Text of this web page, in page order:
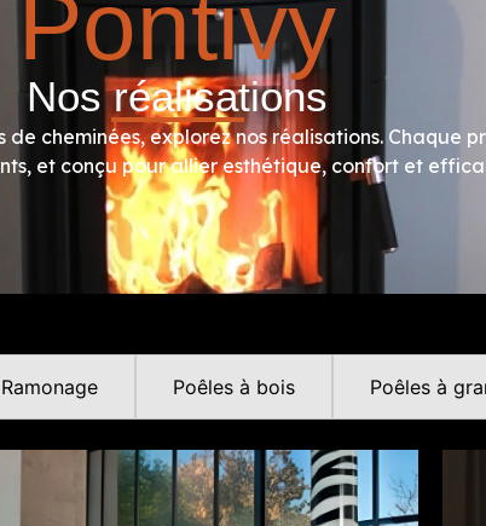
Pontivy
Nos réalisations
de cheminées, explorez nos réalisations. Chaque
et conçu pour allier esthétique, confort et
Ramonage Poêles à bois Poêles à